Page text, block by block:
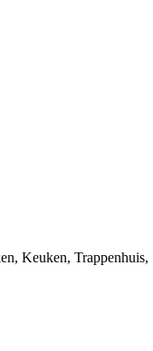
Keuken, Trappenhuis,